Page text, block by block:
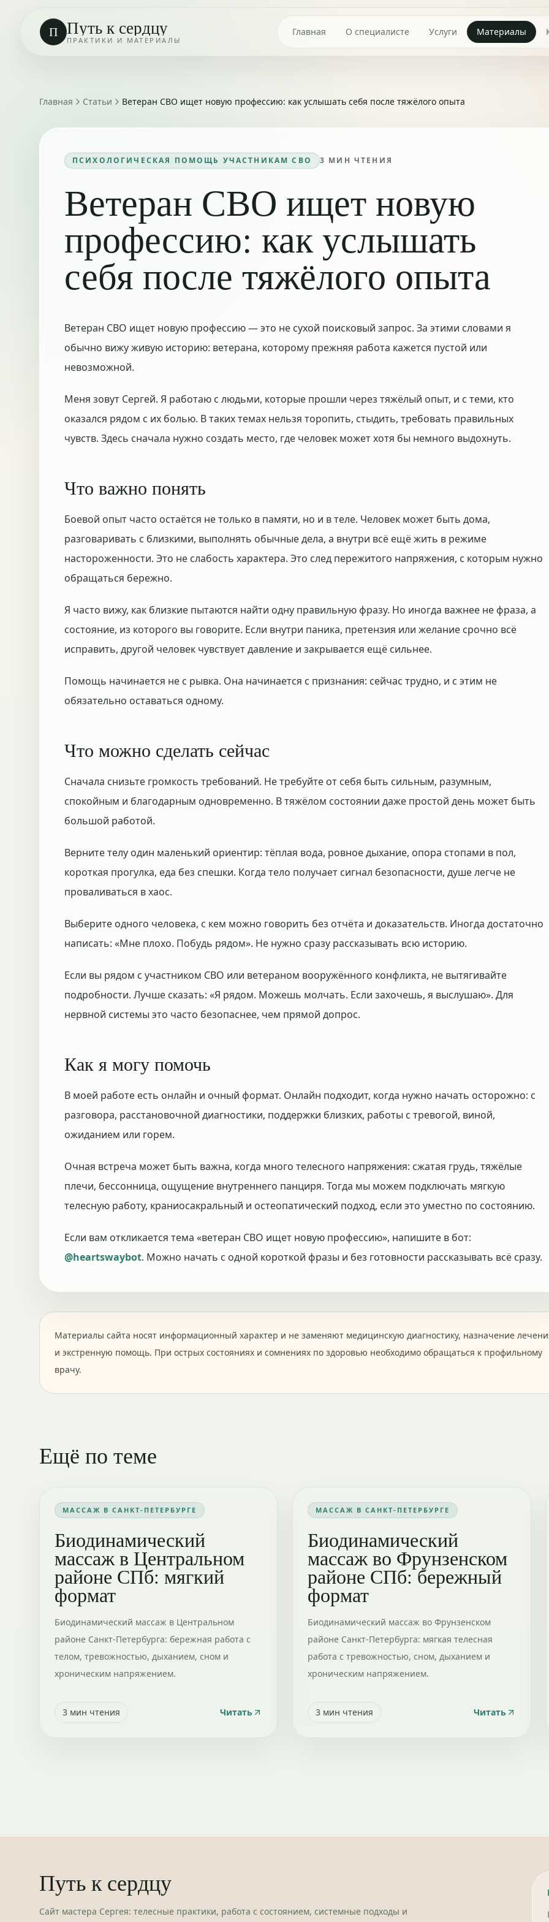
П Путь к сердцу
ПРАКТИКИ И МАТЕРИАЛЫ
Главная О специалисте Услуги Материалы
Главная Статьи Ветеран СВО ищет новую профессию: как услышать себя после тяжёлого опыта
ПСИХОЛОГИЧЕСКАЯ ПОМОЩЬ УЧАСТНИКАМ СВО 3 МИН ЧТЕНИЯ
Ветеран СВО ищет новую
профессию: как услышать
себя после тяжёлого опыта
Ветеран СВО ищет новую профессию — это не сухой поисковый запрос. За этими словами я
обычно вижу живую историю: ветерана, которому прежняя работа кажется пустой или
невозможной.
Меня зовут Сергей. Я работаю с людьми, которые прошли через тяжёлый опыт, и с теми, кто
оказался рядом с их болью. В таких темах нельзя торопить, стыдить, требовать правильных
чувств. Здесь сначала нужно создать место, где человек может хотя бы немного выдохнуть.
Что важно понять
Боевой опыт часто остаётся не только в памяти, но и в теле. Человек может быть дома,
разговаривать с близкими, выполнять обычные дела, а внутри всё ещё жить в режиме
настороженности. Это не слабость характера. Это след пережитого напряжения, с которым нужно
обращаться бережно.
Я часто вижу, как близкие пытаются найти одну правильную фразу. Но иногда важнее не фраза, а
состояние, из которого вы говорите. Если внутри паника, претензия или желание срочно всё
исправить, другой человек чувствует давление и закрывается ещё сильнее.
Помощь начинается не с рывка. Она начинается с признания: сейчас трудно, и с этим не
обязательно оставаться одному.
Что можно сделать сейчас
Сначала снизьте громкость требований. Не требуйте от себя быть сильным, разумным,
спокойным и благодарным одновременно. В тяжёлом состоянии даже простой день может быть
большой работой.
Верните телу один маленький ориентир: тёплая вода, ровное дыхание, опора стопами в пол,
короткая прогулка, еда без спешки. Когда тело получает сигнал безопасности, душе легче не
проваливаться в хаос.
Выберите одного человека, с кем можно говорить без отчёта и доказательств. Иногда достаточно
написать: «Мне плохо. Побудь рядом». Не нужно сразу рассказывать всю историю.
Если вы рядом с участником СВО или ветераном вооружённого конфликта, не вытягивайте
подробности. Лучше сказать: «Я рядом. Можешь молчать. Если захочешь, я выслушаю». Для
нервной системы это часто безопаснее, чем прямой допрос.
Как я могу помочь
В моей работе есть онлайн и очный формат. Онлайн подходит, когда нужно начать осторожно: с
разговора, расстановочной диагностики, поддержки близких, работы с тревогой, виной,
ожиданием или горем.
Очная встреча может быть важна, когда много телесного напряжения: сжатая грудь, тяжёлые
плечи, бессонница, ощущение внутреннего панциря. Тогда мы можем подключать мягкую
телесную работу, краниосакральный и остеопатический подход, если это уместно по состоянию.
Если вам откликается тема «ветеран СВО ищет новую профессию», напишите в бот:
@heartswaybot. Можно начать с одной короткой фразы и без готовности рассказывать всё сразу.
Материалы сайта носят информационный характер и не заменяют медицинскую диагностику, назначение
и экстренную помощь. При острых состояниях и сомнениях по здоровью необходимо обращаться к профильному
врачу.
Ещё по теме
МАССАЖ В САНКТ-ПЕТЕРБУРГЕ
Биодинамический
массаж в Центральном
районе СПб: мягкий
формат
Биодинамический массаж в Центральном
районе Санкт-Петербурга: бережная работа с
телом, тревожностью, дыханием, сном и
хроническим напряжением.
3 мин чтения Читать
МАССАЖ В САНКТ-ПЕТЕРБУРГЕ
Биодинамический
массаж во Фрунзенском
районе СПб: бережный
формат
Биодинамический массаж во Фрунзенском
районе Санкт-Петербурга: мягкая телесная
работа с тревожностью, сном, дыханием и
хроническим напряжением.
3 мин чтения Читать
Путь к сердцу
Сайт мастера Сергея: телесные практики, работа с состоянием, системные подходы и